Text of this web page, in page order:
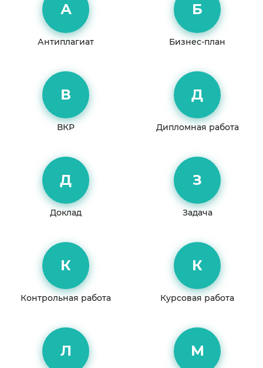
А
Антиплагиат
Б
Бизнес-план
В
ВКР
Д
Дипломная работа
Д
Доклад
З
Задача
К
Контрольная работа
К
Курсовая работа
Л М